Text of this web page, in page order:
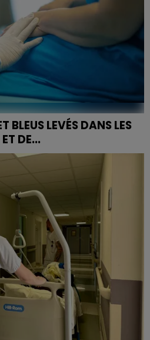
BLEUS LEVÉS DANS LES
DE...
à Vittel et